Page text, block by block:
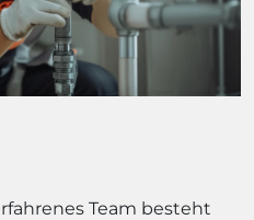
Team besteht